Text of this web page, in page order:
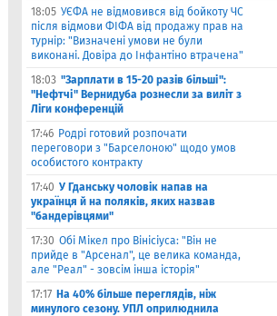
18:05 УЄФА не відмовився від бойкоту ЧС
після відмови ФІФА від продажу прав на
турнір: "Визначені умови не були
виконані. Довіра до Інфантіно втрачена"
18:03 "Зарплати в 15-20 разів більші":
"Нефтчі" Вернидуба рознесли за виліт з
Ліги конференцій
17:46 Родрі готовий розпочати
переговори з "Барселоною" щодо умов
особистого контракту
17:40 У Гданську чоловік напав на
українця й на поляків, яких назвав
"бандерівцями"
17:30 Обі Мікел про Вінісіуса: "Він не
прийде в "Арсенал", це велика команда,
але "Реал" - зовсім інша історія"
17:17 На 40% більше переглядів, ніж
минулого сезону. УПЛ оприлюднила